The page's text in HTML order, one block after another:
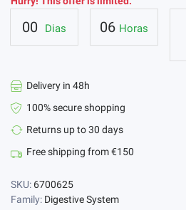
00 Dias 06 Horas
Delivery in 48h
100% secure shopping
Returns up to 30 days
Free shipping from €150
SKU: 6700625
Family: Digestive System